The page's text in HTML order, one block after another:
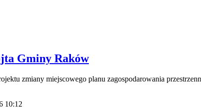
Gminy Raków
zmiany miejscowego planu zagospodarowania
10:12